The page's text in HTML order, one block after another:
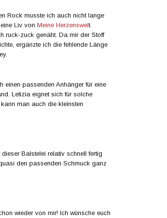
Rock musste ich auch nicht lange
Liv von Meine Herzenswelt.
ruck-zuck genäht. Da mir der Stoff
ergänzte ich die fehlende Länge
einen passenden Anhänger für eine
Letizia eignet sich für solche
man auch die kleinsten
Balstelei relativ schnell fertig
den passenden Schmuck ganz
wieder von mir! Ich wünsche euch